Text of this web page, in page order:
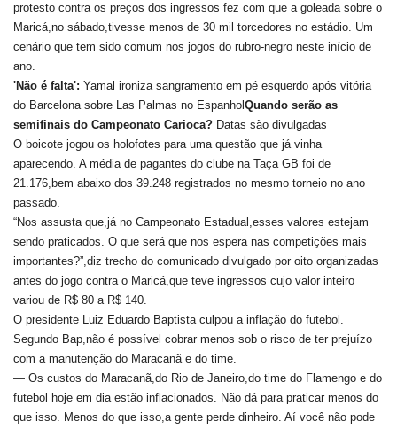
protesto contra os preços dos ingressos fez com que a goleada sobre o
Maricá,no sábado,tivesse menos de 30 mil torcedores no estádio. Um
cenário que tem sido comum nos jogos do rubro-negro neste início de
ano.
'Não é falta': Yamal ironiza sangramento em pé esquerdo após vitória
do Barcelona sobre Las Palmas no Espanhol Quando serão as
semifinais do Campeonato Carioca? Datas são divulgadas
O boicote jogou os holofotes para uma questão que já vinha
aparecendo. A média de pagantes do clube na Taça GB foi de
21.176,bem abaixo dos 39.248 registrados no mesmo torneio no ano
passado.
“Nos assusta que,já no Campeonato Estadual,esses valores estejam
sendo praticados. O que será que nos espera nas competições mais
importantes?”,diz trecho do comunicado divulgado por oito organizadas
antes do jogo contra o Maricá,que teve ingressos cujo valor inteiro
variou de R$ 80 a R$ 140.
O presidente Luiz Eduardo Baptista culpou a inflação do futebol.
Segundo Bap,não é possível cobrar menos sob o risco de ter prejuízo
com a manutenção do Maracanã e do time.
— Os custos do Maracanã,do Rio de Janeiro,do time do Flamengo e do
futebol hoje em dia estão inflacionados. Não dá para praticar menos do
que isso. Menos do que isso,a gente perde dinheiro. Aí você não pode